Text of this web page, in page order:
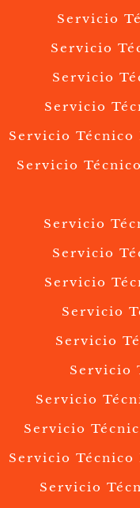
Servicio
Servicio
Servicio
Servicio
Servicio Técnico
Servicio
Servicio
Servicio
Servicio
Servicio
Servicio
Servicio
Servicio
Servicio
Servicio Técnico
Servicio